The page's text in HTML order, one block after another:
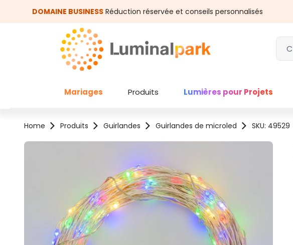
au contenu principal
Passer à la recherche
DOMAINE BUSINESS Réduction réservée et conseils personnalisés
Mariages Produits Lumières pour Projets
Home Produits Guirlandes Guirlandes de microled SKU: 49529
Ignorer la galerie d'images